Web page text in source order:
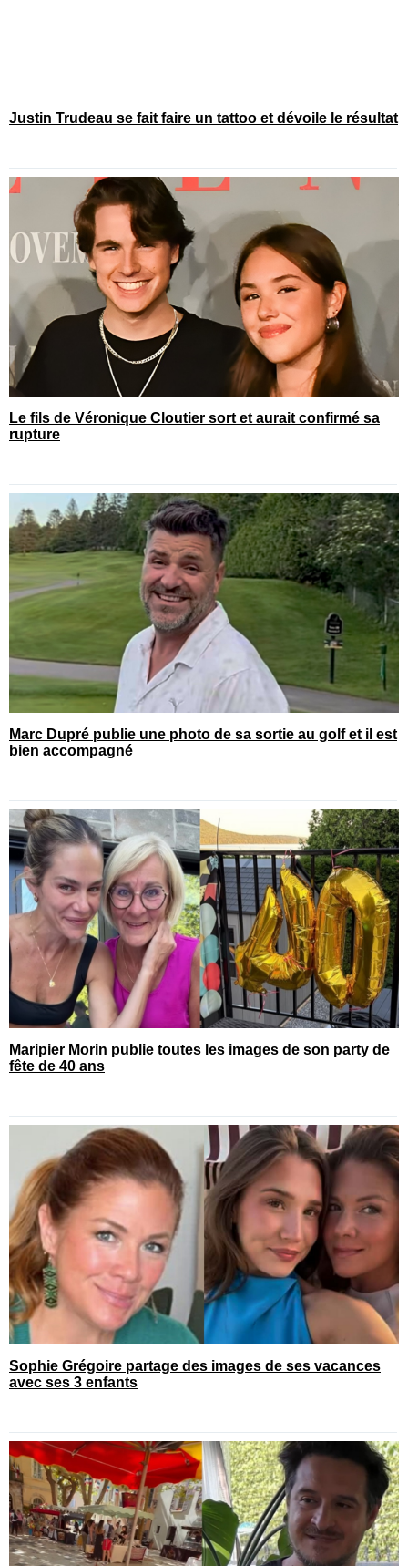
Justin Trudeau se fait faire un tattoo et dévoile le résultat
Le fils de Véronique Cloutier sort et aurait confirmé sa
rupture
Marc Dupré publie une photo de sa sortie au golf et il est
bien accompagné
Maripier Morin publie toutes les images de son party de
fête de 40 ans
Sophie Grégoire partage des images de ses vacances
avec ses 3 enfants